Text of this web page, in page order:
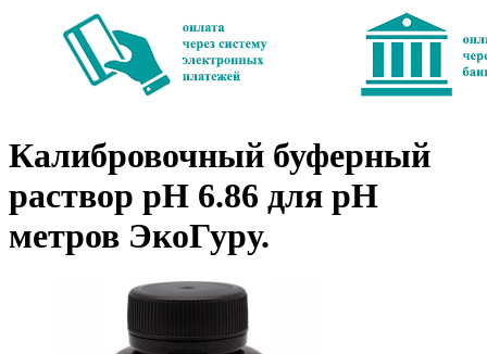
Калибровочный буферный
раствор pH 6.86 для pH
метров ЭкоГуру.